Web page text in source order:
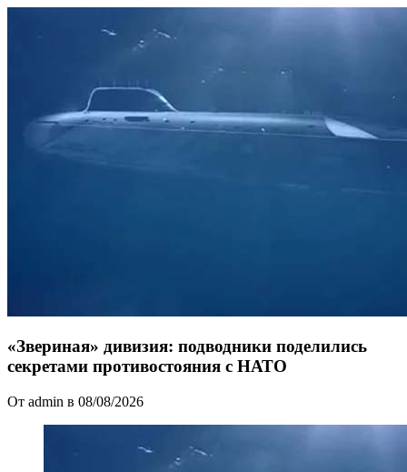
«Звериная» дивизия: подводники поделились
секретами противостояния с НАТО
От admin в 08/08/2026